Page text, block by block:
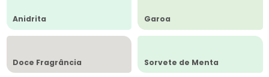
Anidrita Garoa
Doce Fragrância Sorvete de Menta